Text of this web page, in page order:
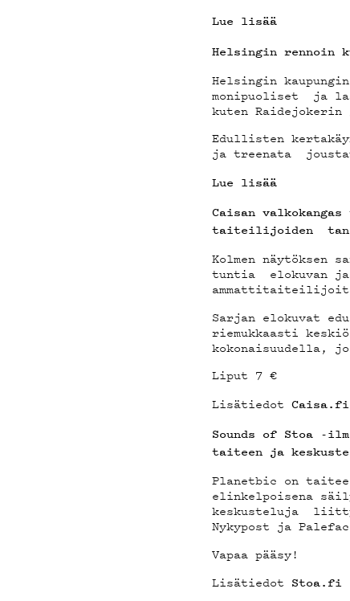
Lue lisää
Helsingin rennoin
Helsingin
monipuoliset ja
kuten
Edullisten
ja treenata
Lue lisää
Caisan
taiteilijoiden
Kolmen näytöksen
tuntia elokuvan ja
Sarjan elokuvat
riemukkaasti
kokonaisuudella,
Liput 7 €
LisätiedotCaisa.fi
Sounds of Stoa -
taiteen ja
Planetbic on
elinkelpoisena
keskusteluja
Nykypost ja
Vapaa pääsy!
Lisätiedot Stoa.fi